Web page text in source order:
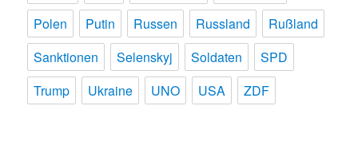
Polen
Putin Russen Russland
Rußland
Sanktionen
Selenskyj Soldaten
SPD
Trump
Ukraine UNO USA ZDF